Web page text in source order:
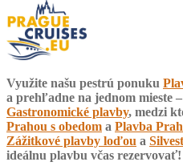
Využite našu pestrú ponuku
a prehľadne na jednom mieste –
Gastronomické plavby, medzi
Prahou s obedom a Plavba
Zážitkové plavby loďou a
ideálnu plavbu včas rezervovať!